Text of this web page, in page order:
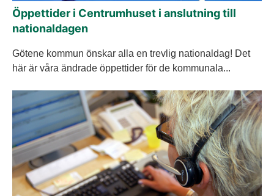
Öppettider i Centrumhuset i anslutning till
nationaldagen
Götene kommun önskar alla en trevlig nationaldag! Det
här är våra ändrade öppettider för de kommunala...